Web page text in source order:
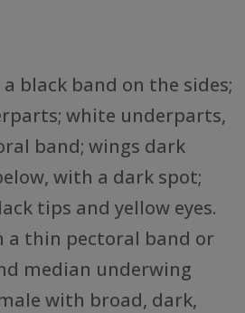
black band on the sides;
white underparts,
band; wings dark
with a dark spot;
tips and yellow eyes.
a thin pectoral band or
median underwing
with broad, dark,